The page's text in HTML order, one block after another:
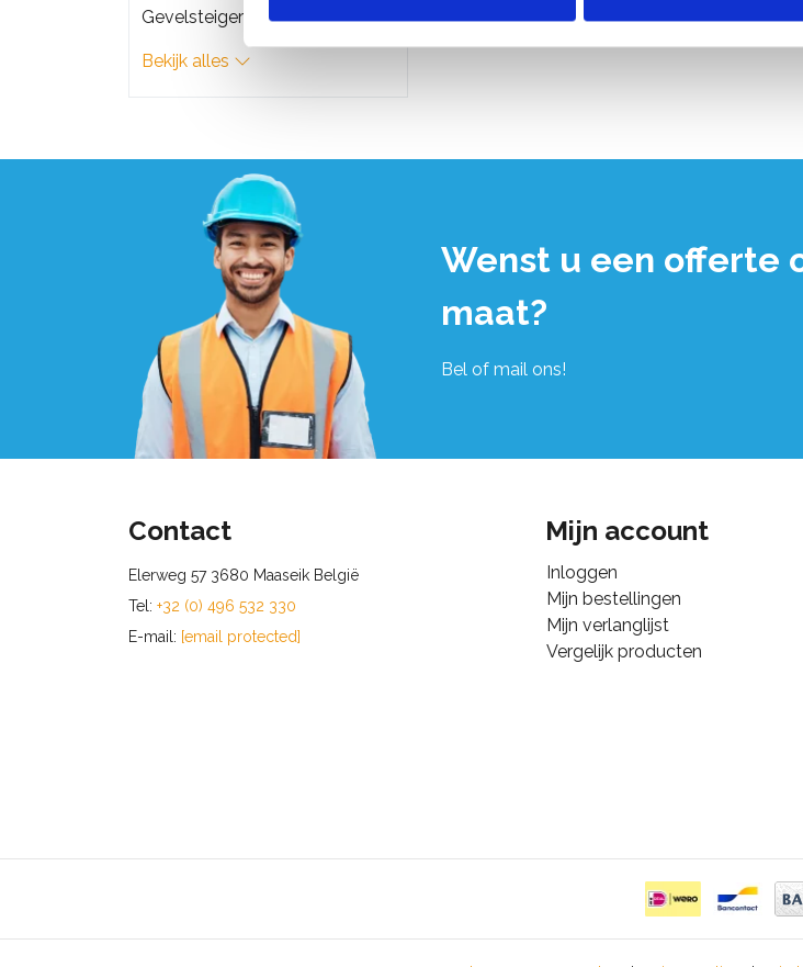
Gevelsteigers
Bekijk alles
Wenst u een offerte
maat?
Bel of mail ons!
Contact
Elerweg 57 3680 Maaseik België
Tel: +32 (0) 496 532 330
E-mail: [email protected]
Mijn account
Inloggen
Mijn bestellingen
Mijn verlanglijst
Vergelijk producten